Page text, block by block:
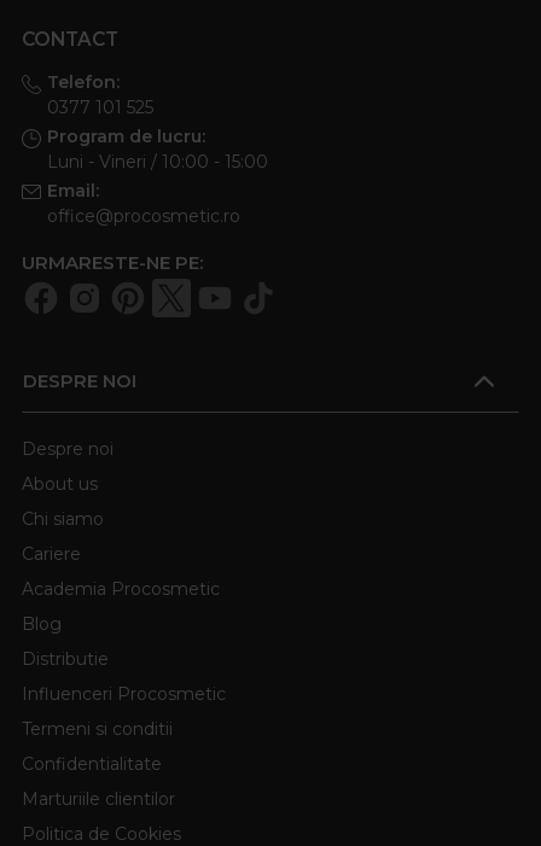
CONTACT
Telefon:
0377 101 525
Program de lucru:
Luni - Vineri / 10:00 - 15:00
Email:
office@procosmetic.ro
URMARESTE-NE PE:
DESPRE NOI
Despre noi
About us
Chi siamo
Cariere
Academia Procosmetic
Blog
Distributie
Influenceri Procosmetic
Termeni si conditii
Confidentialitate
Marturiile clientilor
Politica de Cookies